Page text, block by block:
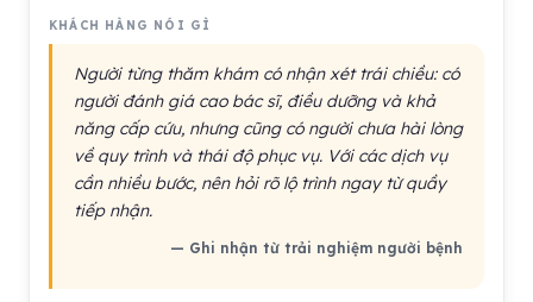
KHÁCH HÀNG NÓI GÌ
Người từng thăm khám có nhận xét trái chiều: có
người đánh giá cao bác sĩ, điều dưỡng và khả
năng cấp cứu, nhưng cũng có người chưa hài lòng
về quy trình và thái độ phục vụ. Với các dịch vụ
cần nhiều bước, nên hỏi rõ lộ trình ngay từ quầy
tiếp nhận.
— Ghi nhận từ trải nghiệm người bệnh